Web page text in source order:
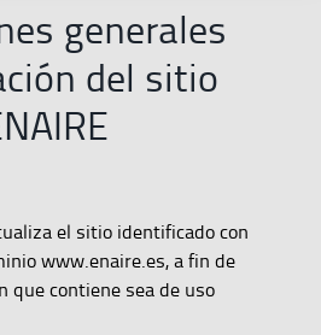
generales
del sitio
el sitio identificado con
www.enaire.es, a fin de
que contiene sea de uso